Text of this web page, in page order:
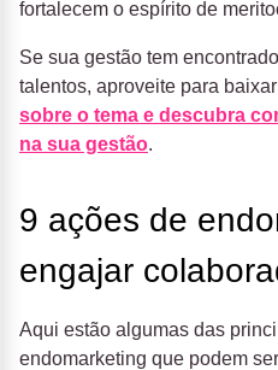
fortalecem o espírito de
Se sua gestão tem
talentos, aproveite para
sobre o tema e descubra
na sua gestão.
9 ações de
engajar
Aqui estão algumas das
endomarketing que podem